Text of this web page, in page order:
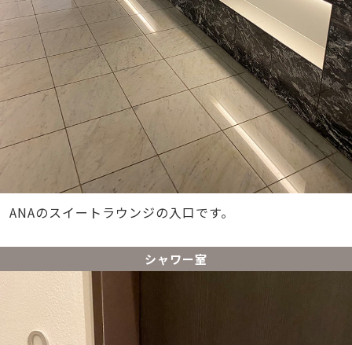
ANAのスイートラウンジの入口です。
シャワー室